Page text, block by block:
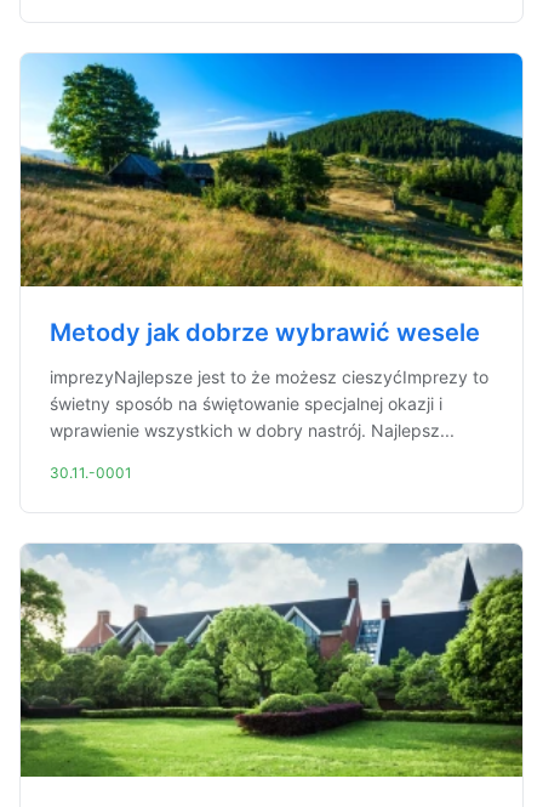
Metody jak dobrze wybrawić wesele
imprezyNajlepsze jest to że możesz cieszyćImprezy to
świetny sposób na świętowanie specjalnej okazji i
wprawienie wszystkich w dobry nastrój. Najlepsz...
30.11.-0001